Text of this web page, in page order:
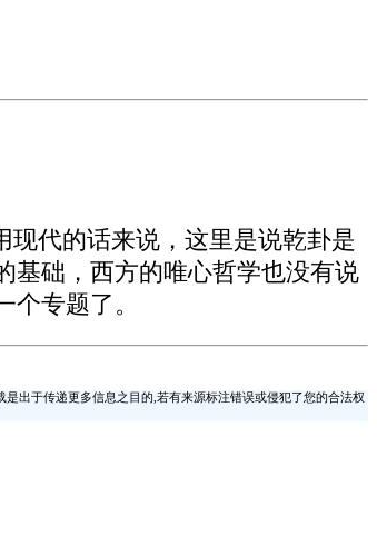
现代的话来说，这里是说乾卦是
基础，西方的唯心哲学也没有说
专题了。
出于传递更多信息之目的,若有来源标注错误或侵犯了您的合法权